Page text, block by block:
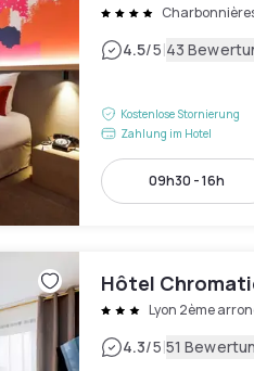
4.5/5|43
Kostenlose Stornierung
Zahlung im Hotel
09h30 - 16h
Hôtel
Lyon 2ème
4.3/5|51